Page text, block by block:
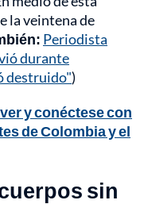
la veintena de
Periodista
durante
destruido")
y conéctese con
de Colombia y el
sin